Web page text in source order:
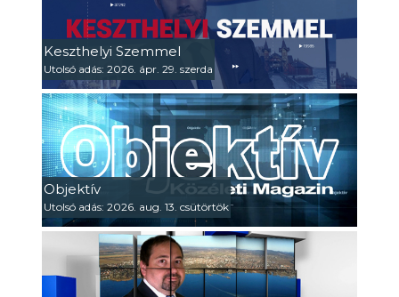
Keszthelyi Szemmel
Utolsó adás: 2026. ápr. 29. szerda
Objektív
Utolsó adás: 2026. aug. 13. csütörtök